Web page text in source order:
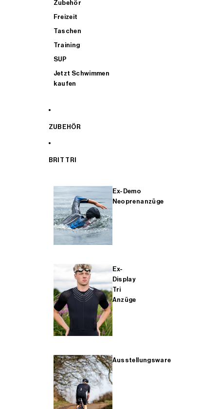
Zubehör
Freizeit
Taschen
Training
SUP
Jetzt Schwimmen
kaufen
ZUBEHÖR
BRIT TRI
Ex-Demo
Neoprenanzüge
Ex-
Display
Tri
Anzüge
Ausstellungsware